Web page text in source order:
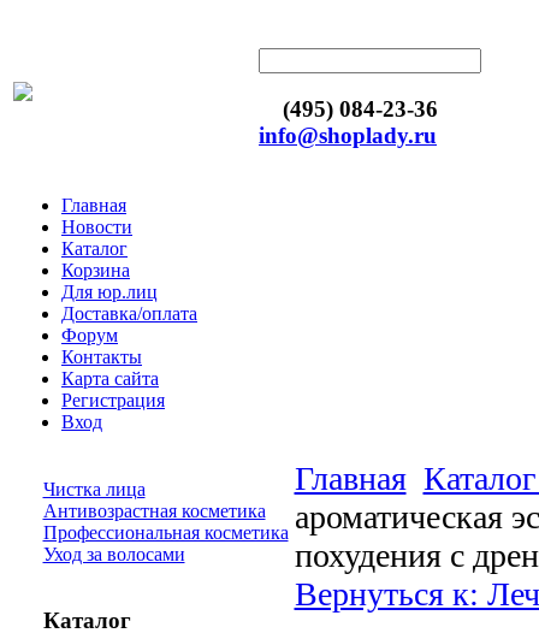
(495) 084-23-36
info@shoplady.ru
Главная
Новости
Каталог
Корзина
Для юр.лиц
Доставка/оплата
Форум
Контакты
Карта сайта
Регистрация
Вход
Чистка лица
Антивозрастная косметика
Профессиональная косметика
Уход за волосами
Каталог
Главная
aроматическая
похудения с
Вернуться к: